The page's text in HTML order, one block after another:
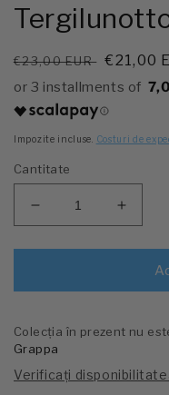
Prețul
de
listă
€23,00 EUR Preţ
€21,00
Impozite incluse. Costuri de
Cantitate
Scăderea
cantității
pentru
de
categoric
Tergilunotto:
A1698201745
Crește
pentru
Perie
de
Colecția în prezent nu
Grappa
Verificați